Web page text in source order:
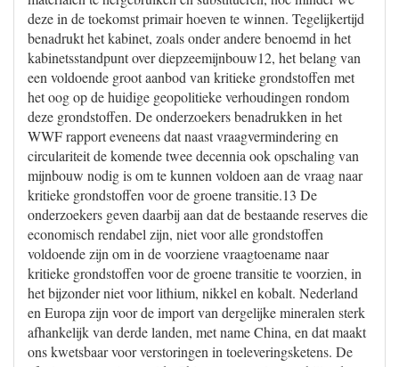
deze in de toekomst primair hoeven te winnen. Tegelijkertijd
benadrukt het kabinet, zoals onder andere benoemd in het
kabinetsstandpunt over diepzeemijnbouw12, het belang van
een voldoende groot aanbod van kritieke grondstoffen met
het oog op de huidige geopolitieke verhoudingen rondom
deze grondstoffen. De onderzoekers benadrukken in het
WWF rapport eveneens dat naast vraagvermindering en
circulariteit de komende twee decennia ook opschaling van
mijnbouw nodig is om te kunnen voldoen aan de vraag naar
kritieke grondstoffen voor de groene transitie.13 De
onderzoekers geven daarbij aan dat de bestaande reserves die
economisch rendabel zijn, niet voor alle grondstoffen
voldoende zijn om in de voorziene vraagtoename naar
kritieke grondstoffen voor de groene transitie te voorzien, in
het bijzonder niet voor lithium, nikkel en kobalt. Nederland
en Europa zijn voor de import van dergelijke mineralen sterk
afhankelijk van derde landen, met name China, en dat maakt
ons kwetsbaar voor verstoringen in toeleveringsketens. De